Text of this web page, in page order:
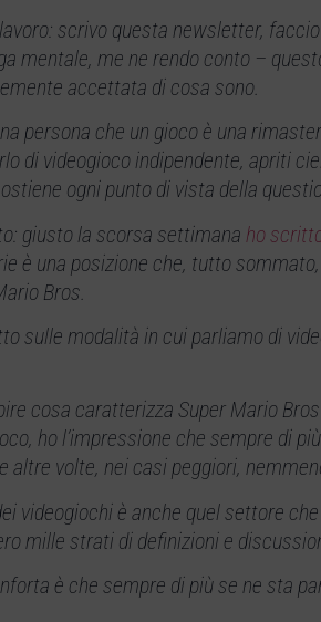
scrivo questa newsletter,
mentale, me ne rendo conto –
accettata di cosa sono.
persona che un gioco è una
di videogioco indipendente, apriti
ogni punto di vista della
giusto la scorsa settimana ho
è una posizione che, tutto
Bros.
sulle modalità in cui parliamo di
cosa caratterizza Super Mario
ho l’impressione che sempre di
altre volte, nei casi peggiori,
videogiochi è anche quel settore
mille strati di definizioni e
è che sempre di più se ne sta